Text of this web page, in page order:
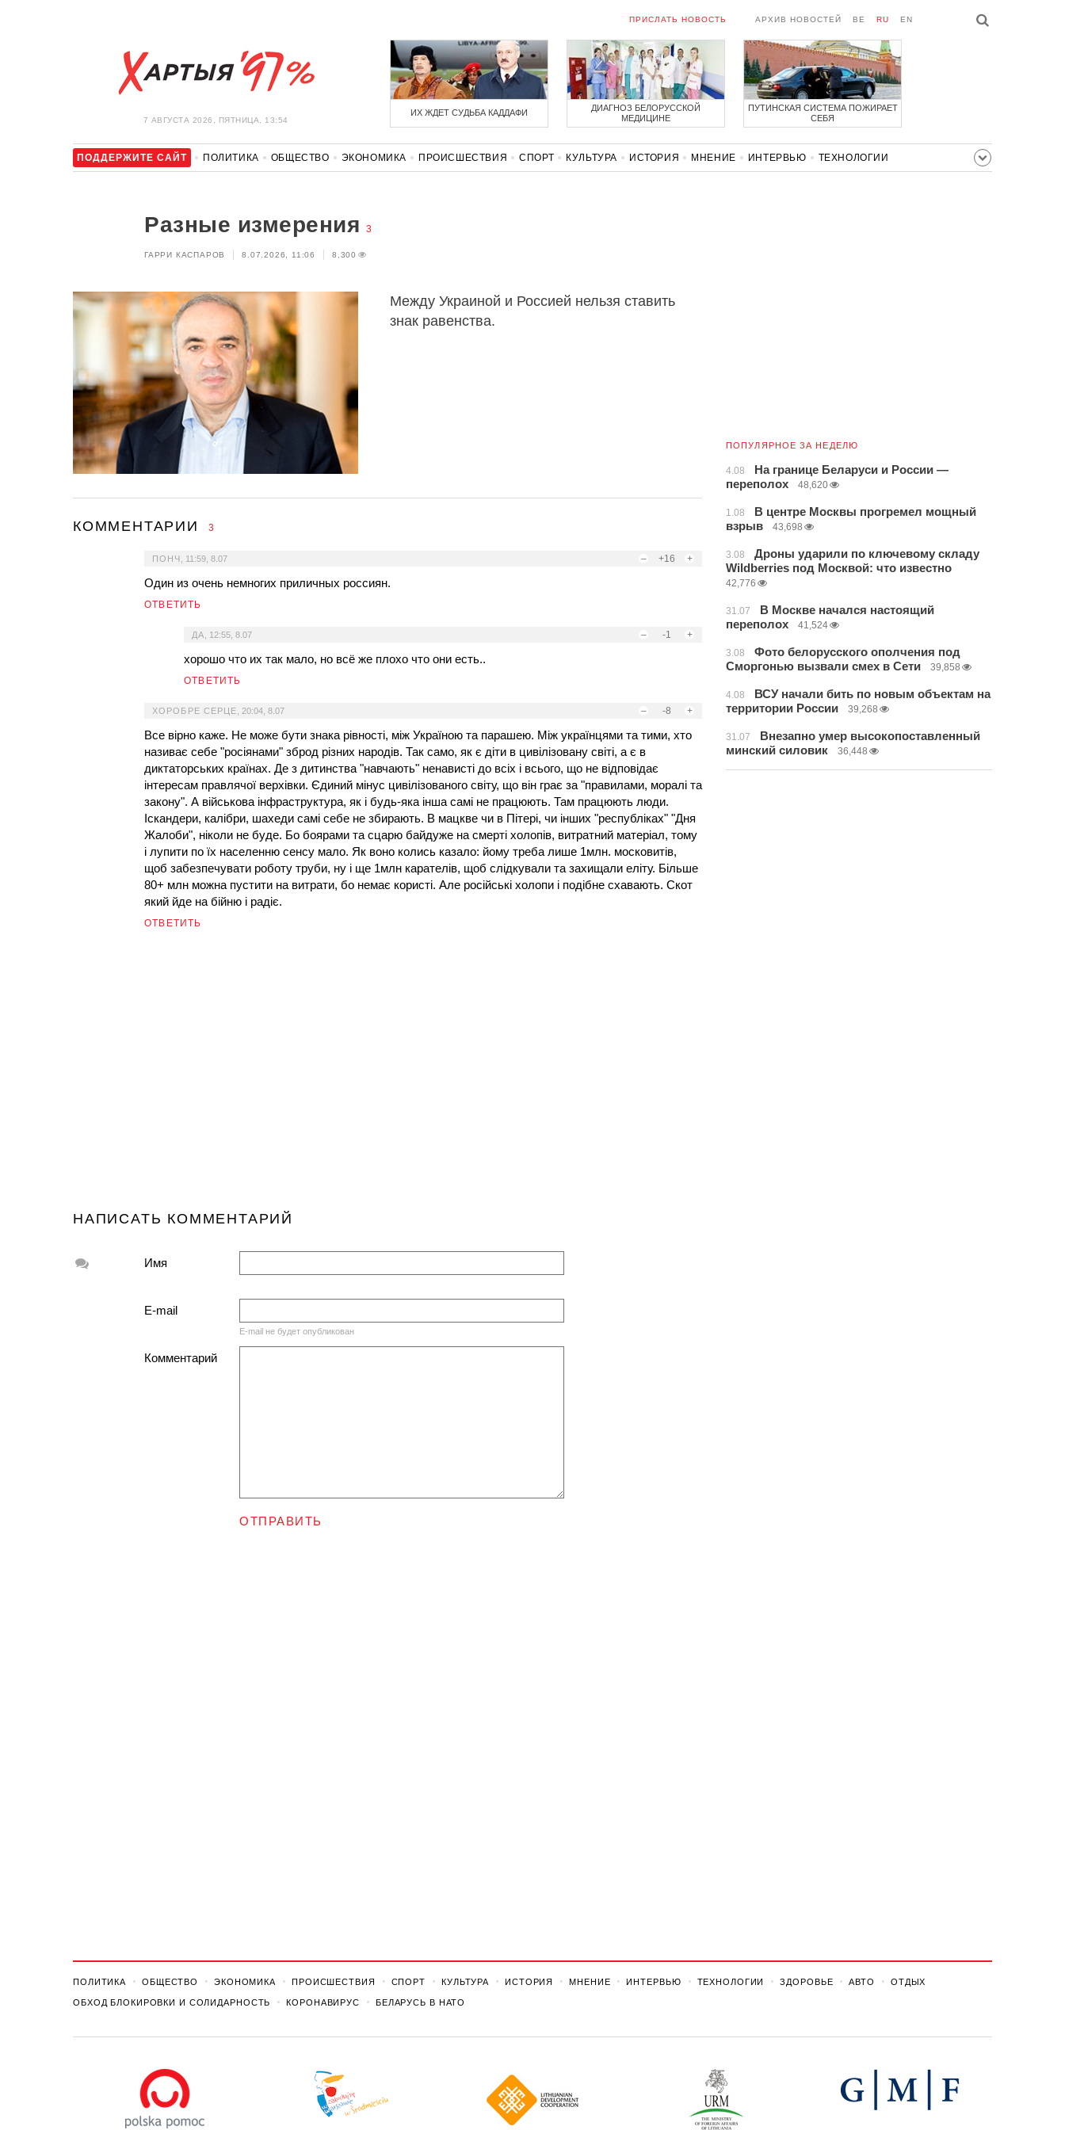
7 АВГУСТА 2026, ПЯТНИЦА, 13:54
ПРИСЛАТЬ НОВОСТЬ АРХИВ НОВОСТЕЙ BE RU EN
ИХ ЖДЕТ СУДЬБА КАДДАФИ
ДИАГНОЗ БЕЛОРУССКОЙ
МЕДИЦИНЕ
ПУТИНСКАЯ СИСТЕМА ПОЖИРАЕТ
СЕБЯ
ПОДДЕРЖИТЕ САЙТ ПОЛИТИКА ОБЩЕСТВО ЭКОНОМИКА ПРОИСШЕСТВИЯ СПОРТ КУЛЬТУРА ИСТОРИЯ МНЕНИЕ ИНТЕРВЬЮ
ТЕХНОЛОГИИ
Разные измерения 3
ГАРРИ КАСПАРОВ 8.07.2026, 11:06 8,300
Между Украиной и Россией нельзя ставить
знак равенства.
КОММЕНТАРИИ 3
– +16 +
ПОНЧ 11:59, 8.07
Один из очень немногих приличных россиян.
ОТВЕТИТЬ
– -1 +
ДА 12:55, 8.07
хорошо что их так мало, но всё же плохо что они есть..
ОТВЕТИТЬ
– -8 +
ХОРОБРЕ СЕРЦЕ 20:04, 8.07
Все вірно каже. Не може бути знака рівності, між Україною та парашею. Між українцями та тими, хто
називає себе "росіянами" зброд різних народів. Так само, як є діти в цивілізовану світі, а є в
диктаторських країнах. Де з дитинства "навчають" ненависті до всіх і всього, що не відповідає
інтересам правлячої верхівки. Єдиний мінус цивілізованого світу, що він грає за "правилами, моралі та
закону". А військова інфраструктура, як і будь-яка інша самі не працюють. Там працюють люди.
Іскандери, калібри, шахеди самі себе не збирають. В мацкве чи в Пітері, чи інших "республіках" "Дня
Жалоби", ніколи не буде. Бо боярами та сцарю байдуже на смерті холопів, витратний матеріал, тому
і лупити по їх населенню сенсу мало. Як воно колись казало: йому треба лише 1млн. московитів,
щоб забезпечувати роботу труби, ну і ще 1млн карателів, щоб слідкували та захищали еліту. Більше
80+ млн можна пустити на витрати, бо немає користі. Але російські холопи і подібне схавають. Скот
який йде на бійню і радіє.
ОТВЕТИТЬ
НАПИСАТЬ КОММЕНТАРИЙ
Имя
E-mail
E-mail не будет опубликован
Комментарий
ОТПРАВИТЬ
ПОПУЛЯРНОЕ ЗА НЕДЕЛЮ
4.08
На границе Беларуси и России —
переполох
48,620
1.08
В центре Москвы прогремел мощный
взрыв
43,698
3.08
Дроны ударили по ключевому складу
Wildberries под Москвой: что известно
42,776
31.07
В Москве начался настоящий
переполох
41,524
3.08
Фото белорусского ополчения под
Сморгонью вызвали смех в Сети
39,858
4.08
ВСУ начали бить по новым объектам на
территории России
39,268
31.07
Внезапно умер высокопоставленный
минский силовик
36,448
ПОЛИТИКА ОБЩЕСТВО ЭКОНОМИКА ПРОИСШЕСТВИЯ СПОРТ КУЛЬТУРА ИСТОРИЯ МНЕНИЕ ИНТЕРВЬЮ ТЕХНОЛОГИИ ЗДОРОВЬЕ АВТО ОТДЫХ
ОБХОД БЛОКИРОВКИ И СОЛИДАРНОСТЬ КОРОНАВИРУС БЕЛАРУСЬ В НАТО